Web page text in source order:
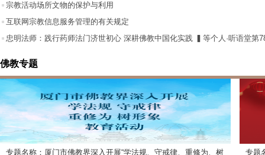
宗教活动场所文物的保护与利用
互联网宗教信息服务管理的有关规定
忠明法师：践行药师法门济世初心 深耕佛教中国化实践 ▍等个人·听语堂第
佛教专题
专题名称：厦门市佛教界深入开展“学法规、守戒律、重修为、树
专题